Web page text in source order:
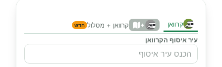
קרוואן + קרוואן + מסלול חדש
עיר איסוף הקרוואן